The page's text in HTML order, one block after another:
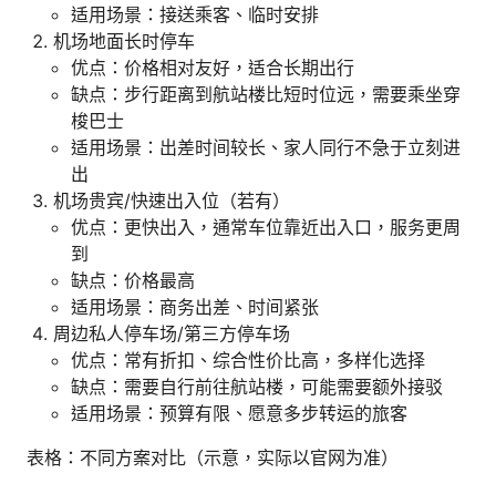
适用场景：接送乘客、临时安排
机场地面长时停车
优点：价格相对友好，适合长期出行
缺点：步行距离到航站楼比短时位远，需要乘坐穿
梭巴士
适用场景：出差时间较长、家人同行不急于立刻进
出
机场贵宾/快速出入位（若有）
优点：更快出入，通常车位靠近出入口，服务更周
到
缺点：价格最高
适用场景：商务出差、时间紧张
周边私人停车场/第三方停车场
优点：常有折扣、综合性价比高，多样化选择
缺点：需要自行前往航站楼，可能需要额外接驳
适用场景：预算有限、愿意多步转运的旅客
表格：不同方案对比（示意，实际以官网为准）